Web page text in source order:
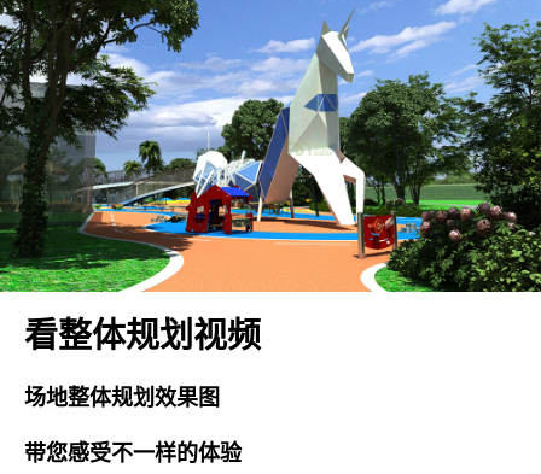
看整体规划视频
场地整体规划效果图
带您感受不一样的体验